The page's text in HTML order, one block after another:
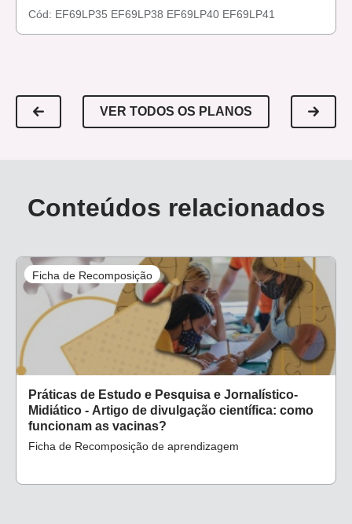
Cód: EF69LP35 EF69LP38 EF69LP40 EF69LP41
VER TODOS OS PLANOS
Conteúdos relacionados
Ficha de Recomposição
Práticas de Estudo e Pesquisa e Jornalístico-
Midiático - Artigo de divulgação científica: como
funcionam as vacinas?
Ficha de Recomposição de aprendizagem